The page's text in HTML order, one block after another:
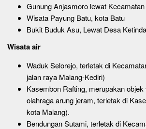
Gunung Anjasmoro lewat
Wisata Payung Batu, kota Batu
Bukit Buduk Asu, Lewat Desa
Wisata air
Waduk Selorejo, terletak di
jalan raya Malang-Kediri)
Kasembon Rafting, merupakan
olahraga arung jeram, terletak di
kota Malang).
Bendungan Sutami, terletak di